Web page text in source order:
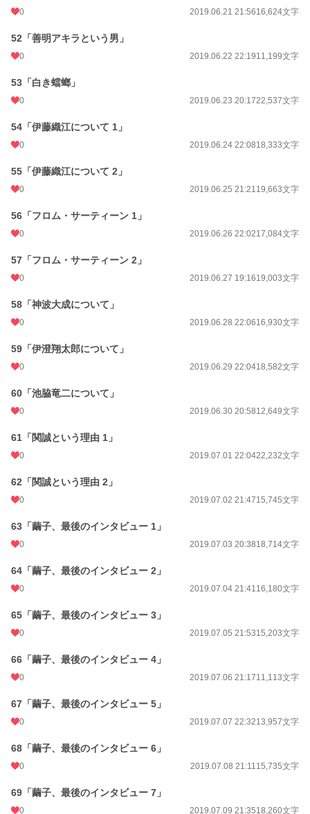
0 2019.06.21 21:5616,624文字
52「善明アキラという男」
0 2019.06.22 22:1911,199文字
53「白き蟷螂」
0 2019.06.23 20:1722,537文字
54「伊藤織江について 1」
0 2019.06.24 22:0818,333文字
55「伊藤織江について 2」
0 2019.06.25 21:2119,663文字
56「フロム・サーティーン 1」
0 2019.06.26 22:0217,084文字
57「フロム・サーティーン 2」
0 2019.06.27 19:1619,003文字
58「神波大成について」
0 2019.06.28 22:0616,930文字
59「伊澄翔太郎について」
0 2019.06.29 22:0418,582文字
60「池脇竜二について」
0 2019.06.30 20:5812,649文字
61「関誠という理由 1」
0 2019.07.01 22:0422,232文字
62「関誠という理由 2」
0 2019.07.02 21:4715,745文字
63「繭子、最後のインタビュー 1」
0 2019.07.03 20:3818,714文字
64「繭子、最後のインタビュー 2」
0 2019.07.04 21:4116,180文字
65「繭子、最後のインタビュー 3」
0 2019.07.05 21:5315,203文字
66「繭子、最後のインタビュー 4」
0 2019.07.06 21:1711,113文字
67「繭子、最後のインタビュー 5」
0 2019.07.07 22:3213,957文字
68「繭子、最後のインタビュー 6」
0 2019.07.08 21:1115,735文字
69「繭子、最後のインタビュー 7」
0 2019.07.09 21:3518,260文字